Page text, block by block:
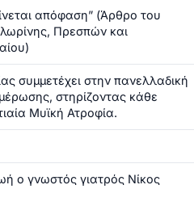
απόφαση” (Άρθρο του
Πρεσπών και
συμμετέχει στην πανελλαδική
στηρίζοντας κάθε
Μυϊκή Ατροφία.
ο γνωστός γιατρός Νίκος